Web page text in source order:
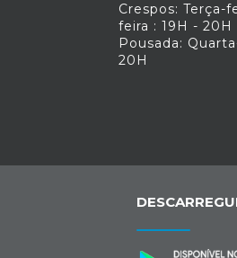
Crespos: Terça-
feira : 19H - 20H
Pousada:
20H